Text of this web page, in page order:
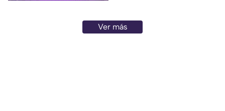
Ver más